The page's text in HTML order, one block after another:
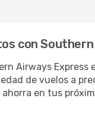
con
Airways
de vuelos a
en tus